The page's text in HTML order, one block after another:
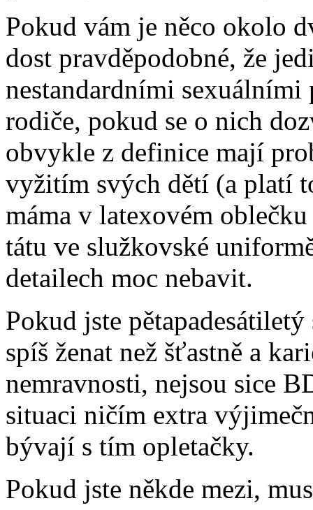
Pokud vám je něco okolo
dost pravděpodobné, že
nestandardními
rodiče, pokud se o nich
obvykle z definice mají
vyžitím svých dětí (a platí
máma v latexovém
tátu ve služkovské
detailech moc nebavit.
Pokud jste
spíš ženat než šťastně a
nemravnosti, nejsou sice
situaci ničím extra
bývají s tím opletačky.
Pokud jste někde mezi,